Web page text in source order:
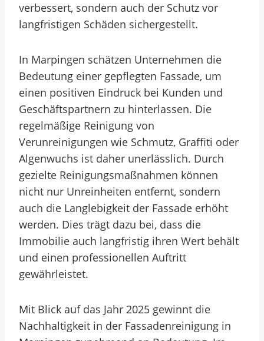
verbessert, sondern auch der Schutz vor
langfristigen Schäden sichergestellt.
In Marpingen schätzen Unternehmen die
Bedeutung einer gepflegten Fassade, um
einen positiven Eindruck bei Kunden und
Geschäftspartnern zu hinterlassen. Die
regelmäßige Reinigung von
Verunreinigungen wie Schmutz, Graffiti oder
Algenwuchs ist daher unerlässlich. Durch
gezielte Reinigungsmaßnahmen können
nicht nur Unreinheiten entfernt, sondern
auch die Langlebigkeit der Fassade erhöht
werden. Dies trägt dazu bei, dass die
Immobilie auch langfristig ihren Wert behält
und einen professionellen Auftritt
gewährleistet.
Mit Blick auf das Jahr 2025 gewinnt die
Nachhaltigkeit in der Fassadenreinigung in